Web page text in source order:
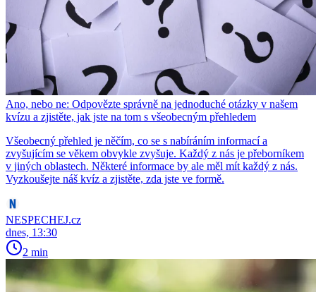
Ano, nebo ne: Odpovězte správně na jednoduché otázky v našem
kvízu a zjistěte, jak jste na tom s všeobecným přehledem
Všeobecný přehled je něčím, co se s nabíráním informací a
zvyšujícím se věkem obvykle zvyšuje. Každý z nás je přeborníkem
v jiných oblastech. Některé informace by ale měl mít každý z nás.
Vyzkoušejte náš kvíz a zjistěte, zda jste ve formě.
NESPECHEJ.cz
dnes, 13:30
2 min